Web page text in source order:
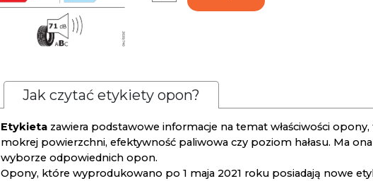
Jak czytać etykiety opon?
Etykieta zawiera podstawowe informacje na temat właściwości
mokrej powierzchni, efektywność paliwowa czy poziom hałasu. Ma
wyborze odpowiednich opon.
Opony, które wyprodukowano po 1 maja 2021 roku posiadają nowe